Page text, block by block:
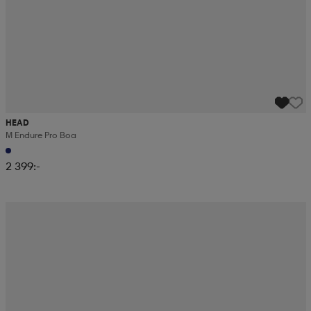
HEAD
M Endure Pro Boa
2 399:-